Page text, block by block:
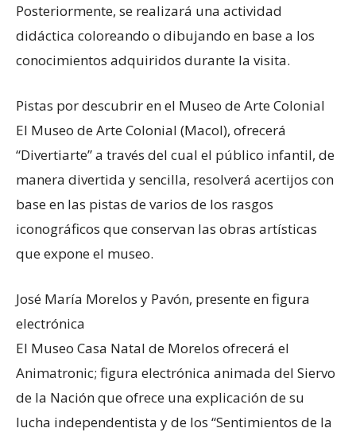
Posteriormente, se realizará una actividad
didáctica coloreando o dibujando en base a los
conocimientos adquiridos durante la visita.
Pistas por descubrir en el Museo de Arte Colonial
El Museo de Arte Colonial (Macol), ofrecerá
“Divertiarte” a través del cual el público infantil, de
manera divertida y sencilla, resolverá acertijos con
base en las pistas de varios de los rasgos
iconográficos que conservan las obras artísticas
que expone el museo.
José María Morelos y Pavón, presente en figura
electrónica
El Museo Casa Natal de Morelos ofrecerá el
Animatronic; figura electrónica animada del Siervo
de la Nación que ofrece una explicación de su
lucha independentista y de los “Sentimientos de la